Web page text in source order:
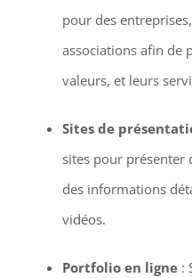
pour des
associations afin de
valeurs, et leurs
Sites de
sites pour présenter
des informations
vidéos.
Portfolio en ligne: